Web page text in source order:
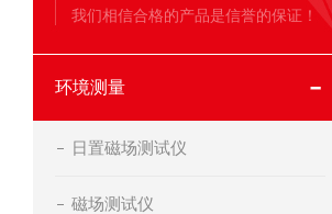
我们相信合格的产品是信誉的保证！
环境测量
日置磁场测试仪
磁场测试仪